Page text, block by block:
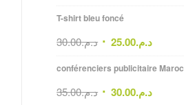
T-shirt bleu foncé
د.م.30.00 د.م.25.00
conférenciers publicitaire Maroc
د.م.35.00 د.م.30.00